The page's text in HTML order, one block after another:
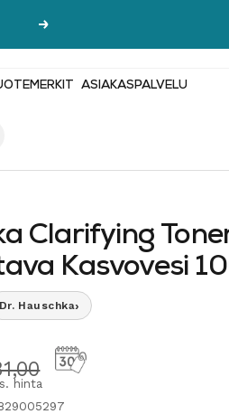
Seuraava
ASIAKASPALVELU
Clarifying
Kasvovesi
Dr. Hauschka›
hinta